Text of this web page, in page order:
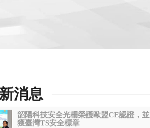
消息
韶陽科技安全光柵榮護歐盟CE認證，並
獲臺灣TS安全標章